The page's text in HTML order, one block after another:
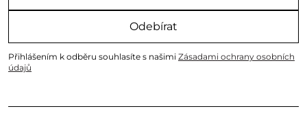
Odebírat
Přihlášením k odběru souhlasíte s našimi Zásadami ochrany osobních
údajů